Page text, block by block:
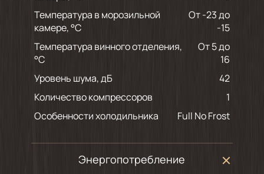
Температура в морозильной
камере, °С
От -23 до
-15
Температура винного отделения,
°C
От 5 до
16
Уровень шума, дБ
42
Количество компрессоров
1
Особенности холодильника
Full No Frost
Энергопотребление